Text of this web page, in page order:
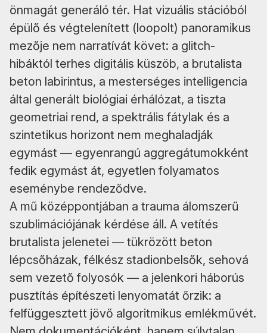
önmagát generáló tér. Hat vizuális stációból
épülő és végtelenített (loopolt) panoramikus
mezője nem narratívát követ: a glitch-
hibáktól terhes digitális küszöb, a brutalista
beton labirintus, a mesterséges intelligencia
által generált biológiai érhálózat, a tiszta
geometriai rend, a spektrális fátylak és a
szintetikus horizont nem meghaladják
egymást — egyenrangú aggregátumokként
fedik egymást át, egyetlen folyamatos
eseménybe rendeződve.
A mű középpontjában a trauma álomszerű
szublimációjának kérdése áll. A vetítés
brutalista jelenetei — tükrözött beton
lépcsőházak, félkész stadionbelsők, sehová
sem vezető folyosók — a jelenkori háborús
pusztítás építészeti lenyomatát őrzik: a
felfüggesztett jövő algoritmikus emlékművét.